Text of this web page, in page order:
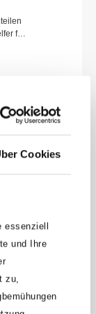
Cookies
essenziell
und Ihre
zu,
kg
Sicht